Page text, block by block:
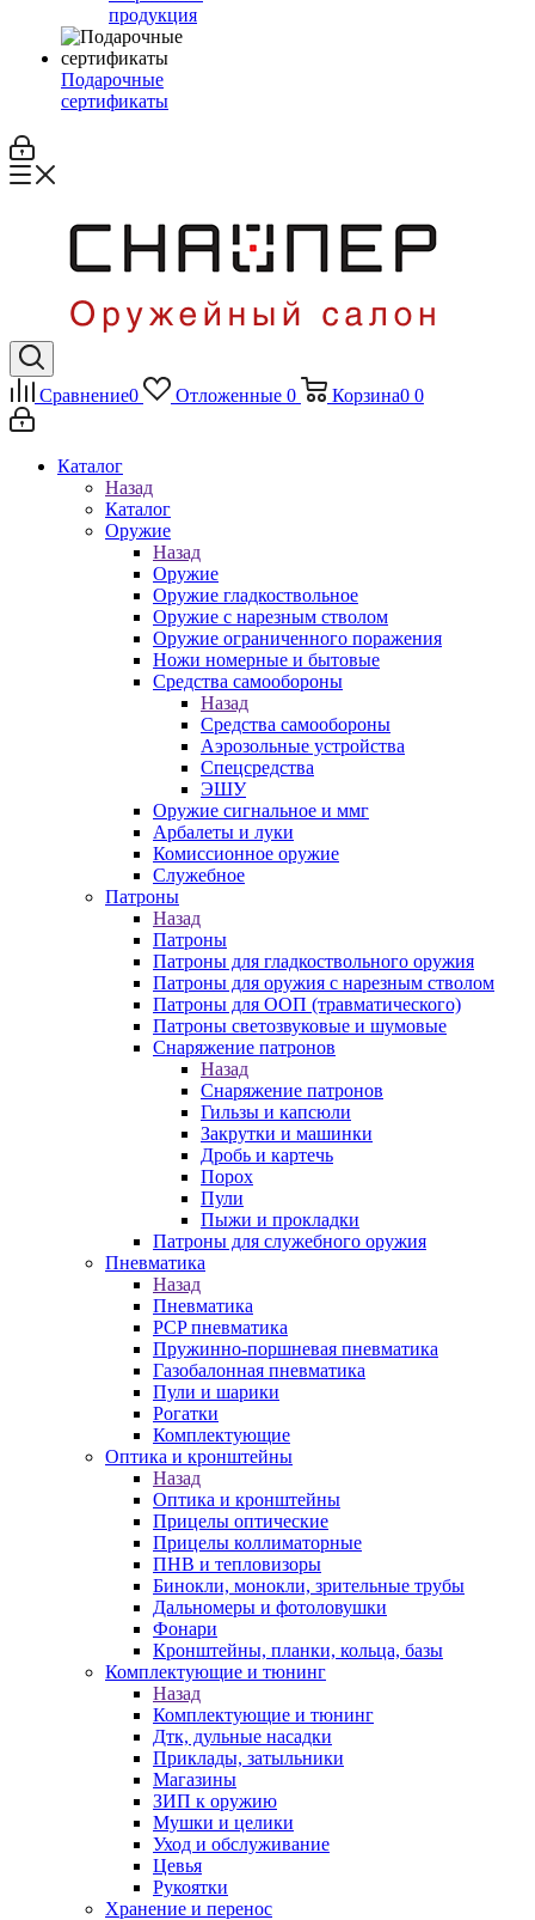
продукция
Подарочные
сертификаты
Сравнение0 Отложенные 0 Корзина0 0
Каталог
Назад
Каталог
Оружие
Назад
Оружие
Оружие гладкоствольное
Оружие с нарезным стволом
Оружие ограниченного поражения
Ножи номерные и бытовые
Средства самообороны
Назад
Средства самообороны
Аэрозольные устройства
Спецсредства
ЭШУ
Оружие сигнальное и ммг
Арбалеты и луки
Комиссионное оружие
Служебное
Патроны
Назад
Патроны
Патроны для гладкоствольного оружия
Патроны для оружия с нарезным стволом
Патроны для ООП (травматического)
Патроны светозвуковые и шумовые
Снаряжение патронов
Назад
Снаряжение патронов
Гильзы и капсюли
Закрутки и машинки
Дробь и картечь
Порох
Пули
Пыжи и прокладки
Патроны для служебного оружия
Пневматика
Назад
Пневматика
PCP пневматика
Пружинно-поршневая пневматика
Газобалонная пневматика
Пули и шарики
Рогатки
Комплектующие
Оптика и кронштейны
Назад
Оптика и кронштейны
Прицелы оптические
Прицелы коллиматорные
ПНВ и тепловизоры
Бинокли, монокли, зрительные трубы
Дальномеры и фотоловушки
Фонари
Кронштейны, планки, кольца, базы
Комплектующие и тюнинг
Назад
Комплектующие и тюнинг
Дтк, дульные насадки
Приклады, затыльники
Магазины
ЗИП к оружию
Мушки и целики
Уход и обслуживание
Цевья
Рукоятки
Хранение и перенос